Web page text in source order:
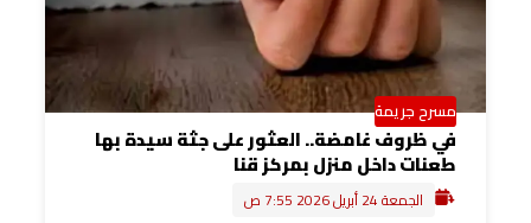
مسرح جريمة
في ظروف غامضة.. العثور على جثة سيدة بها
طعنات داخل منزل بمركز قنا
الجمعة 24 أبريل 2026 7:55 ص